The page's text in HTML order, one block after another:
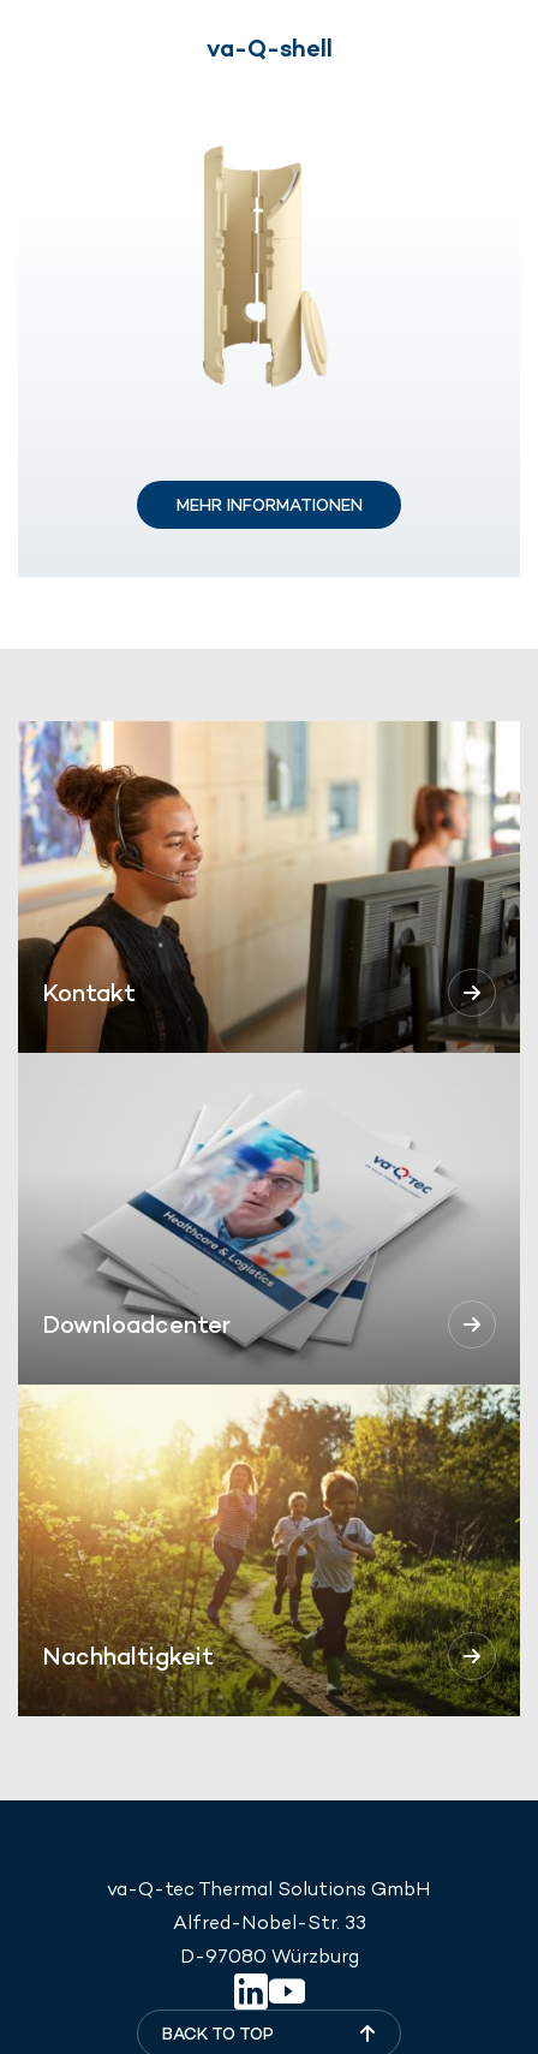
va-Q-shell
MEHR INFORMATIONEN
Kontakt
Downloadcenter
Nachhaltigkeit
va-Q-tec Thermal Solutions GmbH
Alfred-Nobel-Str. 33
D-97080 Würzburg
BACK TO TOP